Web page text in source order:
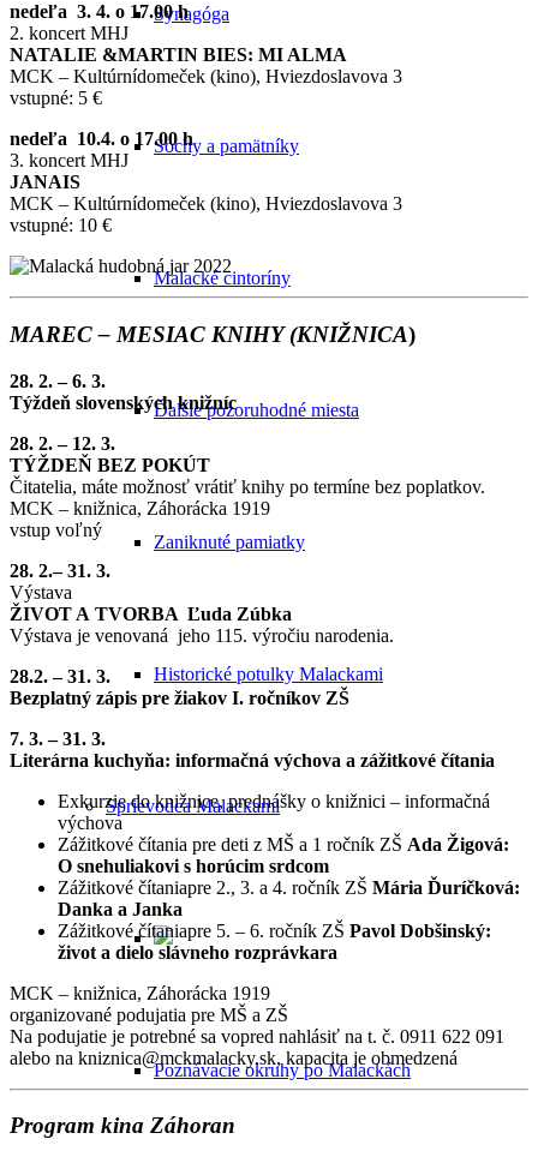
Synagóga
Sochy a pamätníky
Malacké cintoríny
Ďalšie pozoruhodné miesta
Zaniknuté pamiatky
Historické potulky Malackami
Sprievodca Malackami
Poznávacie okruhy po Malackách
nedeľa 3. 4. o 17.00 h
2. koncert MHJ
NATALIE &MARTIN BIES: MI ALMA
MCK – Kultúrnídomeček (kino), Hviezdoslavova 3
vstupné: 5 €
nedeľa 10.4. o 17.00 h
3. koncert MHJ
JANAIS
MCK – Kultúrnídomeček (kino), Hviezdoslavova 3
vstupné: 10 €
MAREC – MESIAC KNIHY (KNIŽNICA)
28. 2. – 6. 3.
Týždeň slovenských knižníc
28. 2. – 12. 3.
TÝŽDEŇ BEZ POKÚT
Čitatelia, máte možnosť vrátiť knihy po termíne bez poplatkov.
MCK – knižnica, Záhorácka 1919
vstup voľný
28. 2.– 31. 3.
Výstava
ŽIVOT A TVORBA Ľuda Zúbka
Výstava je venovaná jeho 115. výročiu narodenia.
28.2. – 31. 3.
Bezplatný zápis pre žiakov I. ročníkov ZŠ
7. 3. – 31. 3.
Literárna kuchyňa: informačná výchova a zážitkové čítania
Exkurzie do knižnice, prednášky o knižnici – informačná
výchova
Zážitkové čítania pre deti z MŠ a 1 ročník ZŠ Ada Žigová:
O snehuliakovi s horúcim srdcom
Zážitkové čítaniapre 2., 3. a 4. ročník ZŠ Mária Ďuríčková:
Danka a Janka
Zážitkové čítaniapre 5. – 6. ročník ZŠ Pavol Dobšinský:
život a dielo slávneho rozprávkara
MCK – knižnica, Záhorácka 1919
organizované podujatia pre MŠ a ZŠ
Na podujatie je potrebné sa vopred nahlásiť na t. č. 0911 622 091
alebo na kniznica@mckmalacky.sk, kapacita je obmedzená
Program kina Záhoran